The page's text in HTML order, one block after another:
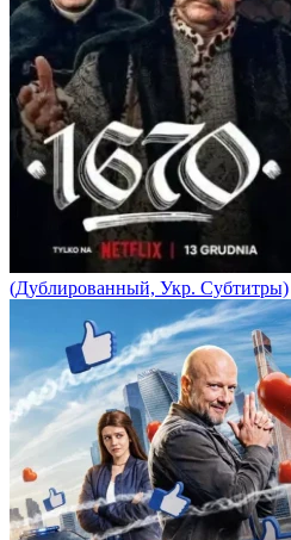
(Дублированный, Укр. Субтитры)